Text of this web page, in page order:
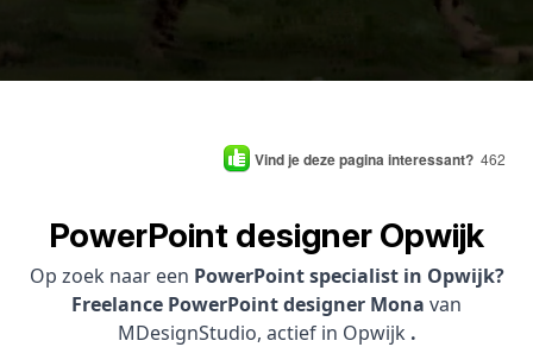
Vind je deze pagina interessant? 462
PowerPoint designer Opwijk
Op zoek naar een PowerPoint specialist in Opwijk?
Freelance PowerPoint designer Mona van
MDesignStudio, actief in Opwijk .